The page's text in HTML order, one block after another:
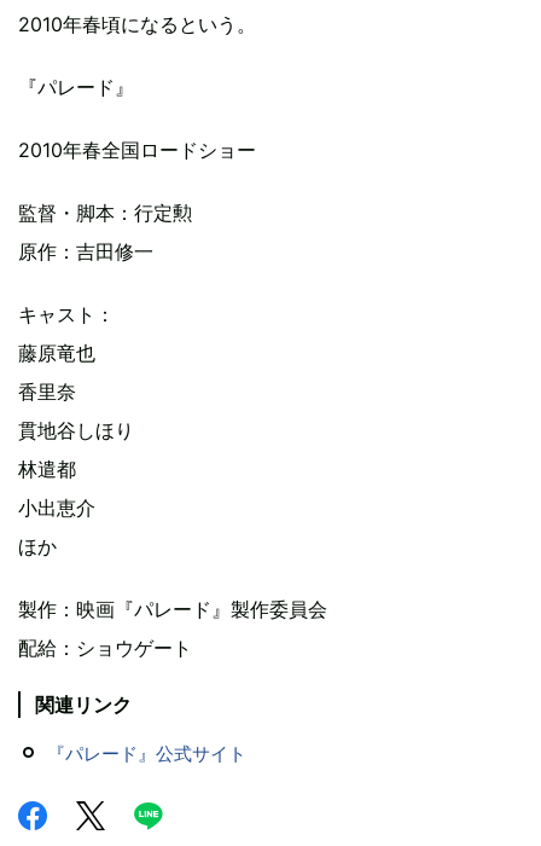
2010年春頃になるという。
『パレード』
2010年春全国ロードショー
監督・脚本：行定勲
原作：吉田修一
キャスト：
藤原竜也
香里奈
貫地谷しほり
林遣都
小出恵介
ほか
製作：映画『パレード』製作委員会
配給：ショウゲート
関連リンク
『パレード』公式サイト